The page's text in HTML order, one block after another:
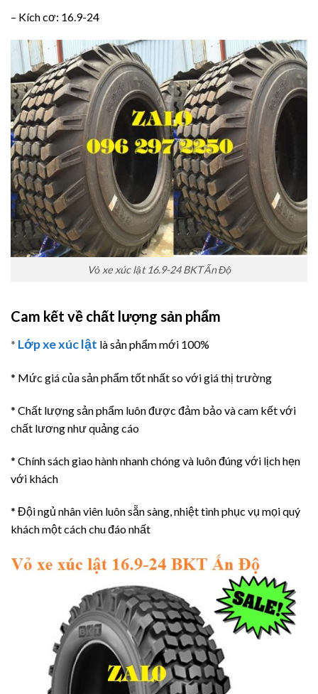
– Kích cơ: 16.9-24
Vỏ xe xúc lật 16.9-24 BKT Ấn Độ
Cam kết về chất lượng sản phẩm
* Lớp xe xúc lật là sản phẩm mới 100%
* Mức giá của sản phẩm tốt nhất so với giá thị trường
* Chất lượng sản phẩm luôn được đảm bảo và cam kết với
chất lương như quảng cáo
* Chính sách giao hành nhanh chóng và luôn đúng với lịch hẹn
với khách
* Đội ngủ nhân viên luôn sẵn sàng, nhiệt tình phục vụ mọi quý
khách một cách chu đáo nhất